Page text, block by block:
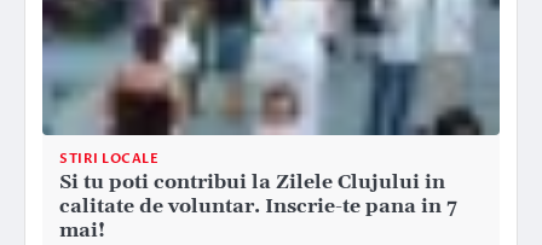
STIRI LOCALE
Si tu poti contribui la Zilele Clujului in
calitate de voluntar. Inscrie-te pana in 7
mai!